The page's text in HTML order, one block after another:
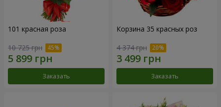
101 красная роза
10 725 грн
Заказать
Корзина 35 красных роз
4 374 грн
Заказать